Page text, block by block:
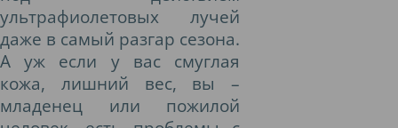
ультрафиолетовых лучей
даже в самый разгар сезона.
А уж если у вас смуглая
кожа, лишний вес, вы –
младенец или пожилой